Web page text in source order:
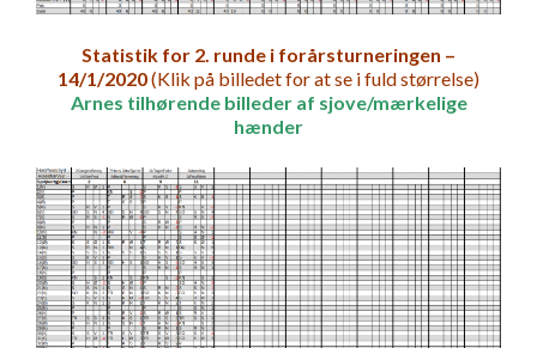
Statistik for 2. runde i forårsturneringen –
14/1/2020(Klik på billedet for at se i fuld størrelse)
Arnes tilhørende billeder af sjove/mærkelige
hænder